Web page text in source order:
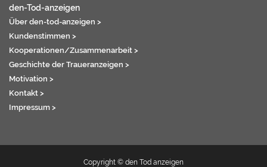
den-Tod-anzeigen
Über den-tod-anzeigen >
Kundenstimmen >
Kooperationen/Zusammenarbeit >
Geschichte der Traueranzeigen >
Motivation >
Kontakt >
Impressum >
Copyright © den Tod anzeigen